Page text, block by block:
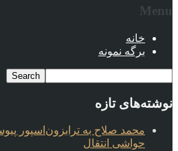
Menu
خانه
برگه نمونه
نوشته‌های تازه
محمد صلاح به ترابزون‌اسپور
حواشی انتقال